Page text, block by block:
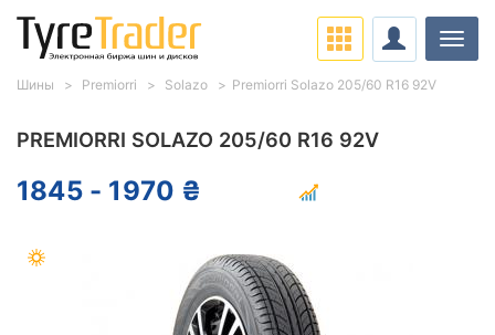
PREMIORRI SOLAZO 205/60 R16 92V
1845 - 1970 ₴
Шины Premiorri Solazo Premiorri Solazo 205/60 R16 92V